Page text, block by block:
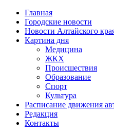
Главная
Городские новости
Новости Алтайского
Картина дня
Медицина
ЖКХ
Происшествия
Образование
Спорт
Культура
Расписание движения
Редакция
Контакты